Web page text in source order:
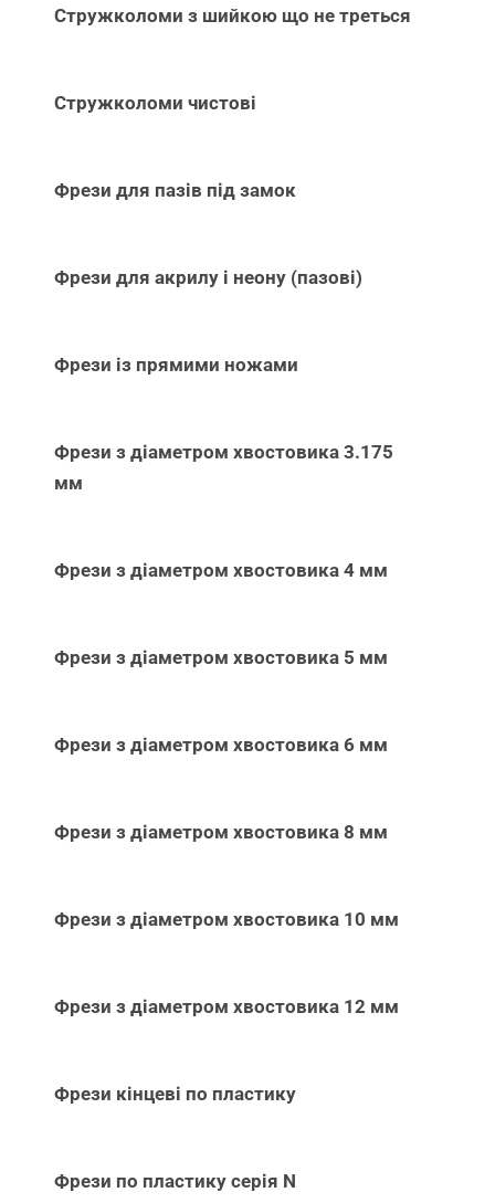
Стружколоми з шийкою що не треться
Стружколоми чистові
Фрези для пазів під замок
Фрези для акрилу і неону (пазові)
Фрези із прямими ножами
Фрези з діаметром хвостовика 3.175
мм
Фрези з діаметром хвостовика 4 мм
Фрези з діаметром хвостовика 5 мм
Фрези з діаметром хвостовика 6 мм
Фрези з діаметром хвостовика 8 мм
Фрези з діаметром хвостовика 10 мм
Фрези з діаметром хвостовика 12 мм
Фрези кінцеві по пластику
Фрези по пластику серія N